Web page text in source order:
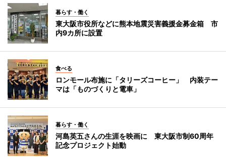
暮らす・働く
東大阪市役所などに熊本地震災害義援金募金箱 市
内9カ所に設置
食べる
ロンモール布施に「タリーズコーヒー」 内装テー
マは「ものづくりと電車」
暮らす・働く
河島英五さんの生涯を映画に 東大阪市制60周年
記念プロジェクト始動